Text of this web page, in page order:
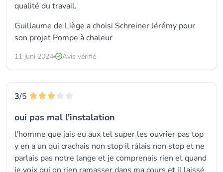
qualité du travail.
Guillaume de Liège a choisi Schreiner Jérémy pour
son projet Pompe à chaleur
11 juni 2024 Avis vérifié
3/5
oui pas mal l'instalation
l'homme que jais eu aux tel super les ouvrier pas top
y en a un qui crachais non stop il râlais non stop et ne
parlais pas notre lange et je comprenais rien et quand